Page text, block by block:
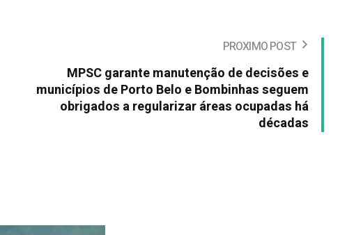
PROXIMO POST
MPSC garante manutenção de decisões e
municípios de Porto Belo e Bombinhas seguem
obrigados a regularizar áreas ocupadas há
décadas